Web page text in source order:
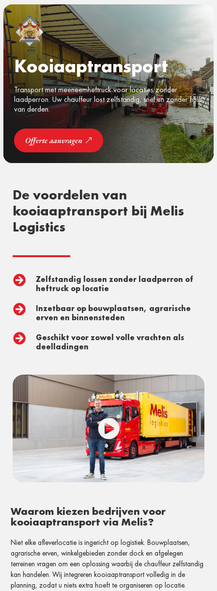
Kooiaaptransport
Transportmetmeeneemheftruck voor locatieszonder
laadperron. Uwchauffeur lostzelfstandig, snel enzonder hulp
van derden.
Offerte aanvragen
De voordelenvan
kooiaaptransport bij Melis
Logistics

Zelfstandig lossen zonder laadperron of
heftruck op locatie

Inzetbaar op bouwplaatsen, agrarische
erven en binnensteden

Geschikt voor zowel volle vrachten als
deelladingen
Waarom kiezen bedrijven voor
kooiaaptransport via Melis?
Niet elke afleverlocatie is ingericht op logistiek. Bouwplaatsen,
agrarische erven, winkelgebieden zonder dock en afgelegen
terreinen vragen om een oplossing waarbij de chauffeur zelfstandig
kan handelen. Wij integreren kooiaaptransport volledig in de
planning, zodat u niets extra hoeft te organiseren op locatie.